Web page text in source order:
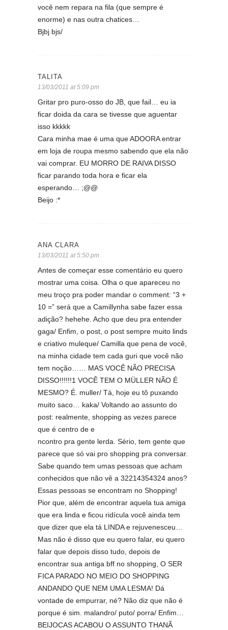
você nem repara na fila (que sempre é
enorme) e nas outra chatices…
Bjbj bjs/
TALITA
13/03/2011 at 5:09 pm
Gritar pro puro-osso do JB, que fail… eu ia
ficar doida da cara se tivesse que aguentar
isso kkkkk
Cara minha mae é uma que ADOORA entrar
em loja de roupa mesmo sabendo que ela não
vai comprar. EU MORRO DE RAIVA DISSO
ficar parando toda hora e ficar ela
esperando… ;@@
Beijo :*
ANA CLARA
13/03/2011 at 5:50 pm
Antes de começar esse comentário eu quero
mostrar uma coisa. Olha o que apareceu no
meu troço pra poder mandar o comment: “3 +
10 =” será que a Camillynha sabe fazer essa
adição? hehehe. Acho que deu pra entender
gaga/ Enfim, o post, o post sempre muito linds
e criativo muleque/ Camilla que pena de você,
na minha cidade tem cada guri que você não
tem noção…… MAS VOCÊ NÃO PRECISA
DISSO!!!!!!1 VOCÊ TEM O MÜLLER NÃO É
MESMO? É. muller/ Tá, hoje eu tô puxando
muito saco… kaka/ Voltando ao assunto do
post: realmente, shopping as vezes parece
que é centro de e
ncontro pra gente lerda. Sério, tem gente que
parece que só vai pro shopping pra conversar.
Sabe quando tem umas pessoas que acham
conhecidos que não vê a 32214354324 anos?
Essas pessoas se encontram no Shopping!
Pior que, além de encontrar aquela tua amiga
que era linda e ficou ridícula você ainda tem
que dizer que ela tá LINDA e rejuvenesceu…
Mas não é disso que eu quero falar, eu quero
falar que depois disso tudo, depois de
encontrar sua antiga bff no shopping, O SER
FICA PARADO NO MEIO DO SHOPPING
ANDANDO QUE NEM UMA LESMA! Dá
vontade de empurrar, né? Não diz que não é
porque é sim. malandro/ puto/ porra/ Enfim…
BEIJOCAS ACABOU O ASSUNTO THANÃ